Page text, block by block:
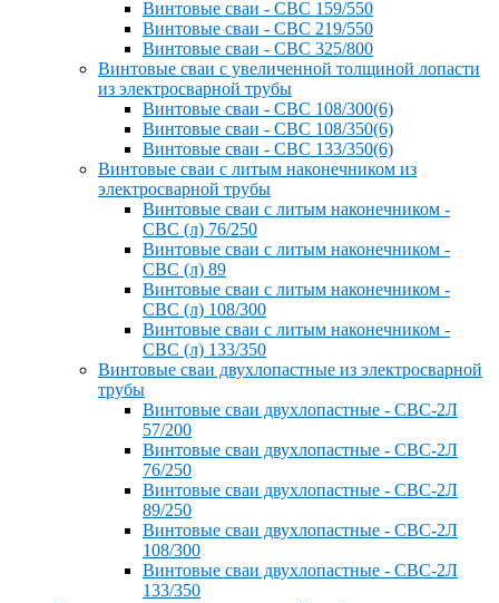
Винтовые сваи - СВС 159/550
Винтовые сваи - СВС 219/550
Винтовые сваи - СВС 325/800
Винтовые сваи с увеличенной толщиной лопасти
из электросварной трубы
Винтовые сваи - СВС 108/300(6)
Винтовые сваи - СВС 108/350(6)
Винтовые сваи - СВС 133/350(6)
Винтовые сваи с литым наконечником из
электросварной трубы
Винтовые сваи с литым наконечником -
СВС (л) 76/250
Винтовые сваи с литым наконечником -
СВС (л) 89
Винтовые сваи с литым наконечником -
СВС (л) 108/300
Винтовые сваи с литым наконечником -
СВС (л) 133/350
Винтовые сваи двухлопастные из электросварной
трубы
Винтовые сваи двухлопастные - СВС-2Л
57/200
Винтовые сваи двухлопастные - СВС-2Л
76/250
Винтовые сваи двухлопастные - СВС-2Л
89/250
Винтовые сваи двухлопастные - СВС-2Л
108/300
Винтовые сваи двухлопастные - СВС-2Л
133/350